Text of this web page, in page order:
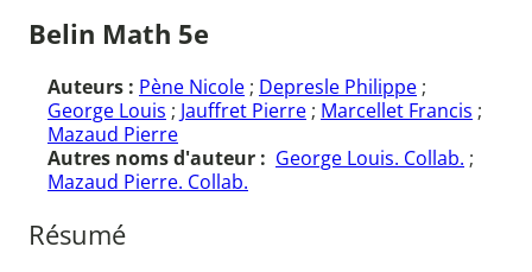
Belin Math 5e
Auteurs : Pène Nicole ; Depresle Philippe ;
George Louis ; Jauffret Pierre ; Marcellet Francis ;
Mazaud Pierre
Autres noms d'auteur : George Louis. Collab. ;
Mazaud Pierre. Collab.
Résumé